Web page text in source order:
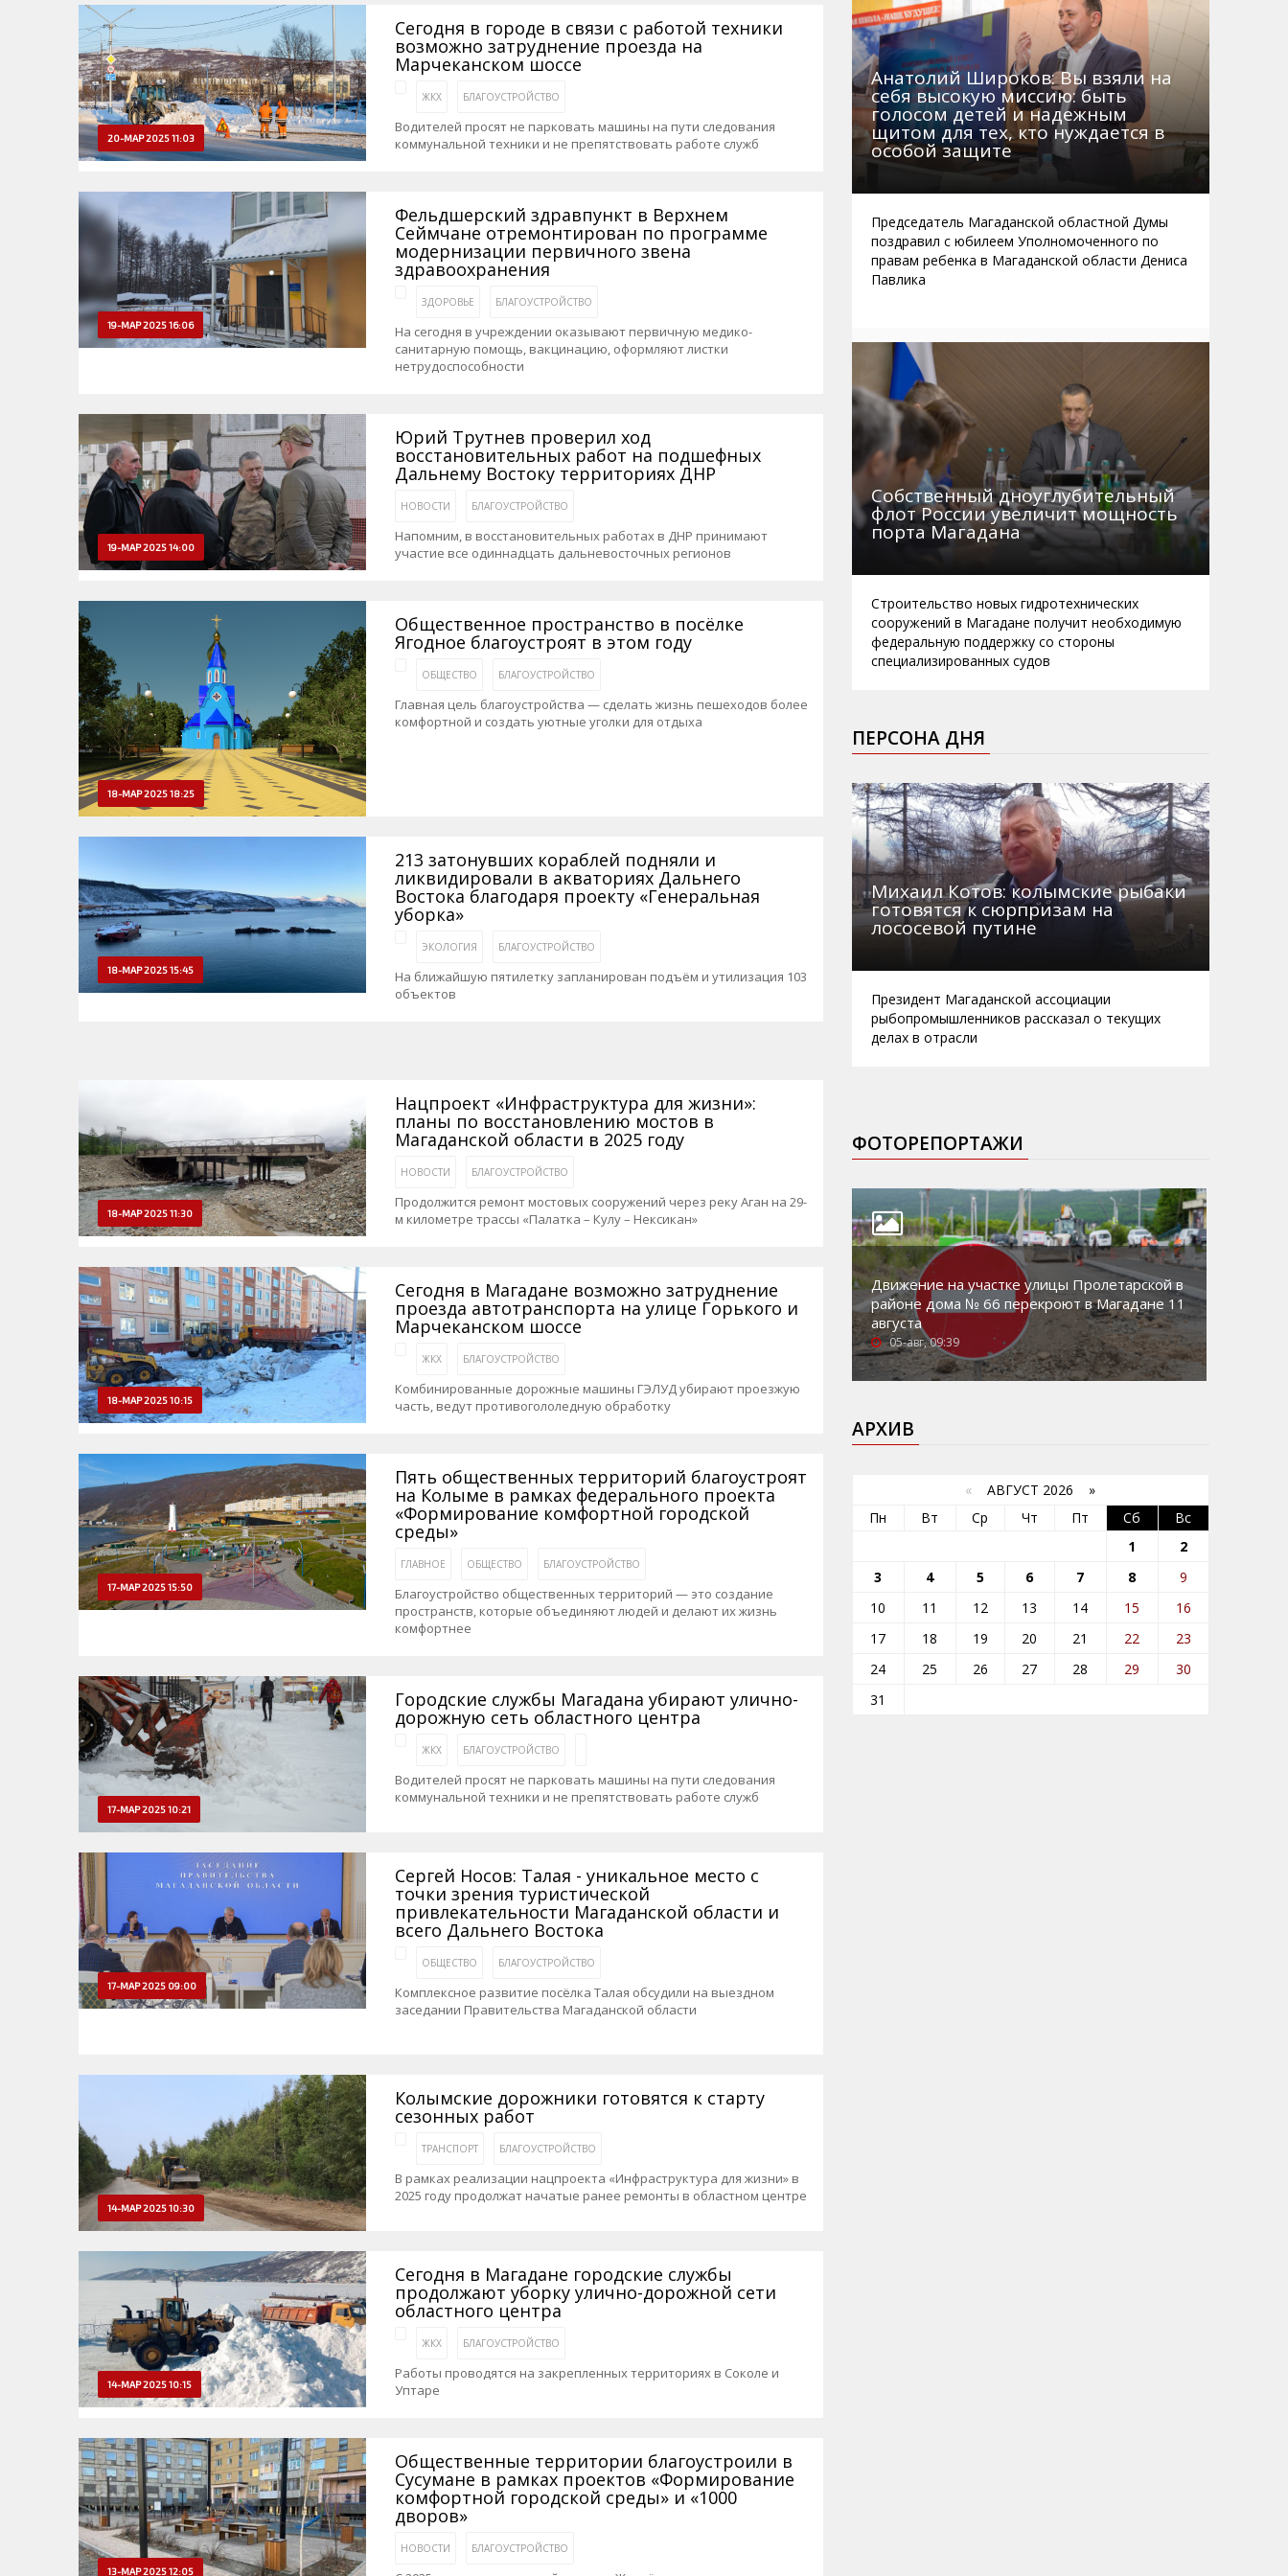
20-МАР 2025 11:03
Сегодня в городе в связи с работой техники
возможно затруднение проезда на
Марчеканском шоссе
ЖКХ БЛАГОУСТРОЙСТВО
Водителей просят не парковать машины на пути следования
коммунальной техники и не препятствовать работе служб
19-МАР 2025 16:06
Фельдшерский здравпункт в Верхнем
Сеймчане отремонтирован по программе
модернизации первичного звена
здравоохранения
ЗДОРОВЬЕ БЛАГОУСТРОЙСТВО
На сегодня в учреждении оказывают первичную медико-
санитарную помощь, вакцинацию, оформляют листки
нетрудоспособности
19-МАР 2025 14:00
Юрий Трутнев проверил ход
восстановительных работ на подшефных
Дальнему Востоку территориях ДНР
НОВОСТИ БЛАГОУСТРОЙСТВО
Напомним, в восстановительных работах в ДНР принимают
участие все одиннадцать дальневосточных регионов
18-МАР 2025 18:25
Общественное пространство в посёлке
Ягодное благоустроят в этом году
ОБЩЕСТВО БЛАГОУСТРОЙСТВО
Главная цель благоустройства — сделать жизнь пешеходов более
комфортной и создать уютные уголки для отдыха
18-МАР 2025 15:45
213 затонувших кораблей подняли и
ликвидировали в акваториях Дальнего
Востока благодаря проекту «Генеральная
уборка»
ЭКОЛОГИЯ БЛАГОУСТРОЙСТВО
На ближайшую пятилетку запланирован подъём и утилизация 103
объектов
18-МАР 2025 11:30
Нацпроект «Инфраструктура для жизни»:
планы по восстановлению мостов в
Магаданской области в 2025 году
НОВОСТИ БЛАГОУСТРОЙСТВО
Продолжится ремонт мостовых сооружений через реку Аган на 29-
м километре трассы «Палатка – Кулу – Нексикан»
18-МАР 2025 10:15
Сегодня в Магадане возможно затруднение
проезда автотранспорта на улице Горького и
Марчеканском шоссе
ЖКХ БЛАГОУСТРОЙСТВО
Комбинированные дорожные машины ГЭЛУД убирают проезжую
часть, ведут противогололедную обработку
17-МАР 2025 15:50
Пять общественных территорий благоустроят
на Колыме в рамках федерального проекта
«Формирование комфортной городской
среды»
ГЛАВНОЕ ОБЩЕСТВО БЛАГОУСТРОЙСТВО
Благоустройство общественных территорий — это создание
пространств, которые объединяют людей и делают их жизнь
комфортнее
17-МАР 2025 10:21
Городские службы Магадана убирают улично-
дорожную сеть областного центра
ЖКХ БЛАГОУСТРОЙСТВО
Водителей просят не парковать машины на пути следования
коммунальной техники и не препятствовать работе служб
17-МАР 2025 09:00
Сергей Носов: Талая - уникальное место с
точки зрения туристической
привлекательности Магаданской области и
всего Дальнего Востока
ОБЩЕСТВО БЛАГОУСТРОЙСТВО
Комплексное развитие посёлка Талая обсудили на выездном
заседании Правительства Магаданской области
14-МАР 2025 10:30
Колымские дорожники готовятся к старту
сезонных работ
ТРАНСПОРТ БЛАГОУСТРОЙСТВО
В рамках реализации нацпроекта «Инфраструктура для жизни» в
2025 году продолжат начатые ранее ремонты в областном центре
14-МАР 2025 10:15
Сегодня в Магадане городские службы
продолжают уборку улично-дорожной сети
областного центра
ЖКХ БЛАГОУСТРОЙСТВО
Работы проводятся на закрепленных территориях в Соколе и
Уптаре
13-МАР 2025 12:05
Общественные территории благоустроили в
Сусумане в рамках проектов «Формирование
комфортной городской среды» и «1000
дворов»
НОВОСТИ БЛАГОУСТРОЙСТВО
Анатолий Широков: Вы взяли на
себя высокую миссию: быть
голосом детей и надежным
щитом для тех, кто нуждается в
особой защите
Председатель Магаданской областной Думы
поздравил с юбилеем Уполномоченного по
правам ребенка в Магаданской области Дениса
Павлика
Собственный дноуглубительный
флот России увеличит мощность
порта Магадана
Строительство новых гидротехнических
сооружений в Магадане получит необходимую
федеральную поддержку со стороны
специализированных судов
ПЕРСОНА ДНЯ
Михаил Котов: колымские рыбаки
готовятся к сюрпризам на
лососевой путине
Президент Магаданской ассоциации
рыбопромышленников рассказал о текущих
делах в отрасли
ФОТОРЕПОРТАЖИ
Движение на участке улицы Пролетарской в
районе дома № 66 перекроют в Магадане 11
августа
05-авг, 09:39
АРХИВ
« АВГУСТ 2026 »
Пн
Вт Ср Чт Пт Сб
Вс
1
2
3
4 5 6 7 8
9
10
11 12 13 14 15
16
17
18 19 20 21 22
23
24
25 26 27 28 29
30
31